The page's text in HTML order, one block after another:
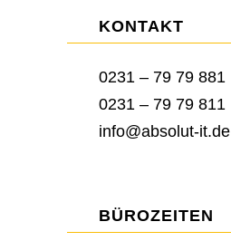
KONTAKT
0231 – 79 79 881
0231 – 79 79 811
info@absolut-it.de
BÜROZEITEN